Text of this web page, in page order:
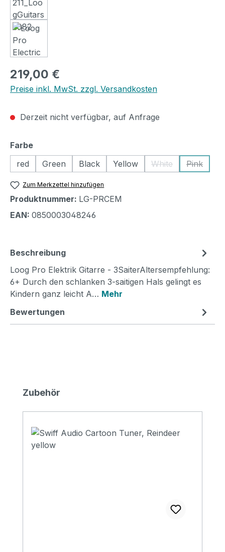
Regulärer Preis:
219,00 €
Preise inkl. MwSt. zzgl. Versandkosten
Derzeit nicht verfügbar, auf Anfrage
Farbeauswählen
red
Green Black Yellow White
(Diese Option ist
Pink
(Diese
Zum Merkzettel hinzufügen
Produktnummer: LG-PRCEM
EAN: 0850003048246
Beschreibung
Loog Pro Elektrik Gitarre - 3SaiterAltersempfehlung:
6+ Durch den schlanken 3-saitigen Hals gelingt es
Kindern ganz leicht A… Mehr
Bewertungen
Produktgalerie überspringen
Zubehör